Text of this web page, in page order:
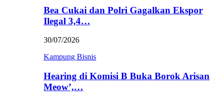
Bea Cukai dan Polri Gagalkan Ekspor
Ilegal 3,4…
30/07/2026
Kampung Bisnis
Hearing di Komisi B Buka Borok Arisan
Meow’,…